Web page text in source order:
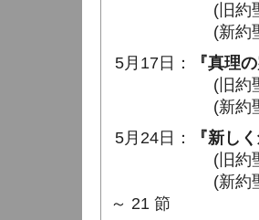
(旧約聖書)イ
(新約聖書)マ
5月17日：
『真理の
(旧約聖書)創
(新約聖書)ヨ
5月24日：
『新し
(旧約
(新約聖書)コ
～ 21 節